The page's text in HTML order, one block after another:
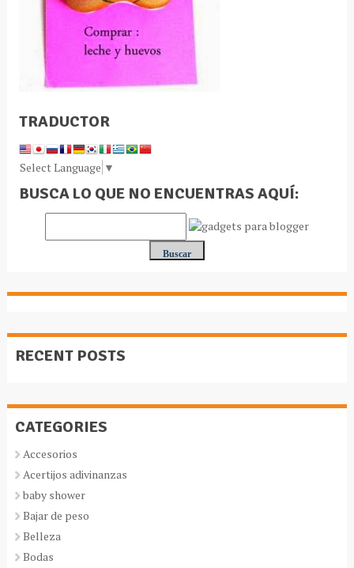
TRADUCTOR
Select Language ▼
BUSCA LO QUE NO ENCUENTRAS AQUÍ:
RECENT POSTS
CATEGORIES
Accesorios
Acertijos adivinanzas
baby shower
Bajar de peso
Belleza
Bodas